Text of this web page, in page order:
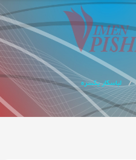
لباسکار یکسره